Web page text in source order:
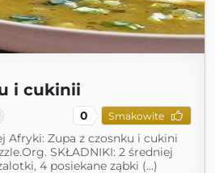
i cukinii
0 Smakowite
Afryki: Zupa z czosnku i cukini
SKŁADNIKI: 2 średniej
4 posiekane ząbki (...)